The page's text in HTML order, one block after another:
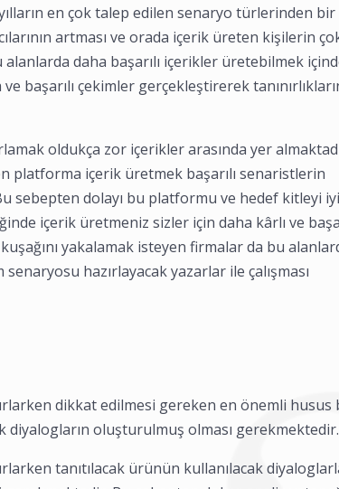
en çok talep edilen senaryo türlerinden bir
artması ve orada içerik üreten kişilerin
alanlarda daha başarılı içerikler üretebilmek
başarılı çekimler gerçekleştirerek
oldukça zor içerikler arasında yer
platforma içerik üretmek başarılı senaristlerin
sebepten dolayı bu platformu ve hedef kitleyi iyi
içerik üretmeniz sizler için daha kârlı ve
yakalamak isteyen firmalar da bu
hazırlayacak yazarlar ile çalışması
dikkat edilmesi gereken en önemli
oluşturulmuş olması gerekmektedir.
tanıtılacak ürünün kullanılacak